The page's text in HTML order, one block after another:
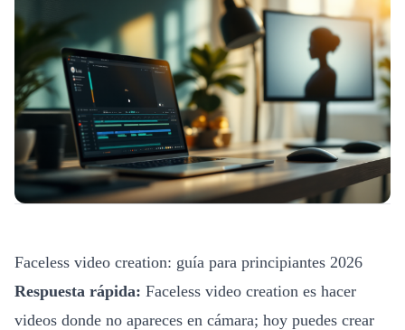
Faceless video creation: guía para principiantes 2026
Respuesta rápida: Faceless video creation es hacer
videos donde no apareces en cámara; hoy puedes crear